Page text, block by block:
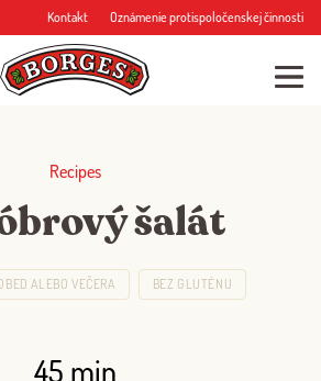
Kontakt Oznámenie protispoločenskej činnosti
Recipes
šalát
ALEBO VEČERA BEZ GLUTÉNU
45 min